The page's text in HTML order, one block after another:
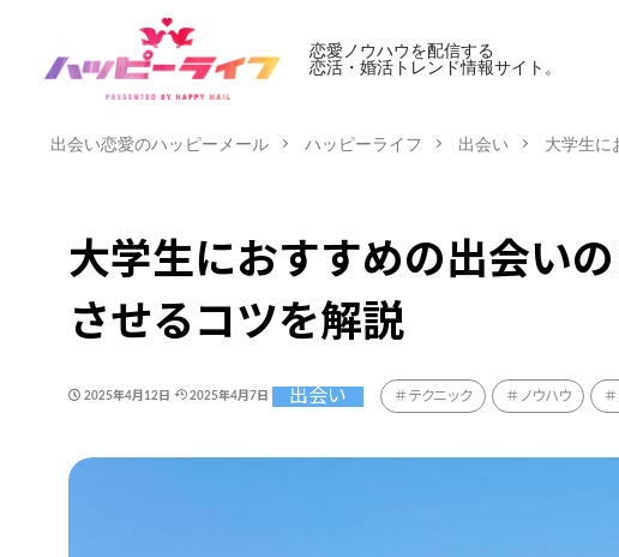
恋愛ノウハウを配信する
恋活・婚活トレンド情報サイト。
出会い恋愛のハッピーメール ハッピーライフ 出会い 大学生に
大学生におすすめの出会い
させるコツを解説
2025年4月12日 2025年4月7日 出会い テクニック ノウハウ